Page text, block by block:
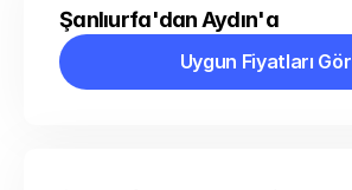
Şanlıurfa'dan Aydın'a
Uygun Fiyatları Gör
Uygun Fiyatları Gör